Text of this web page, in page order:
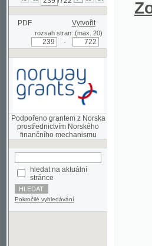
PDF Vytvořit
rozsah stran: (max. 20)
Podpořeno grantem z Norska
prostřednictvím Norského
hledat na aktuální
stránce
Pokročilé vyhledávání